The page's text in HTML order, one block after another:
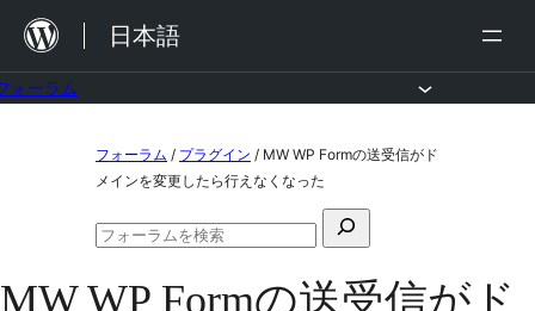
を
日本語
ォーラム
ツ
フォーラム / プラグイン / MW WP Formの送受信がド
メインを変更したら行えなくなった
検
対
フ
ー
MW WP Formの送受信がド